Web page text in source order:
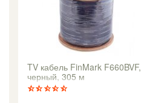
TV кабель FinMark F660BVF,
черный, 305 м